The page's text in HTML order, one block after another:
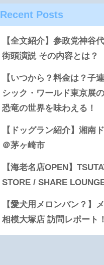
Recent Posts
【全文紹介】参政党神谷
街頭演説 その内容とは？
【いつから？料金は？子
シック・ワールド東京展
恐竜の世界を味わえる！
【ドッグラン紹介】湘南
＠茅ヶ崎市
【海老名店OPEN】
STORE / SHARE
【愛犬用メロンパン？】
相模大塚店 訪問レポート！